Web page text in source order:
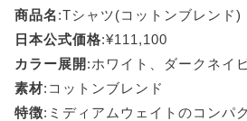
商品名:Tシャツ(コットンブレンド)
日本公式価格:¥111,100
カラー展開 :ホワイト、ダークネイ
素材:コットンブレンド
特徴:ミディアムウェイトのコンパ